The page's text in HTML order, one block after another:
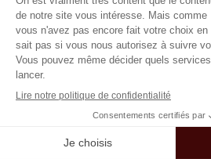
Ecrin de Nougat de
Calisson – 100g
Etui de Nougat